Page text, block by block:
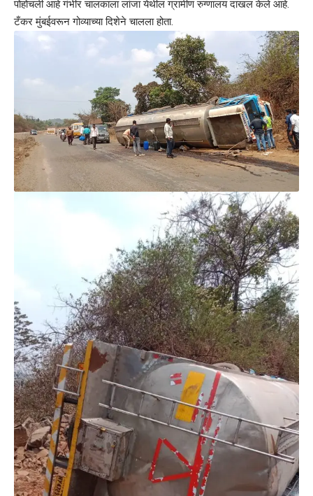
पोहोचली आहे गंभीर चालकाला लांजा येथील ग्रामीण रुग्णालय दाखल केले आहे.
टँकर मुंबईवरून गोव्याच्या दिशेने चालला होता.